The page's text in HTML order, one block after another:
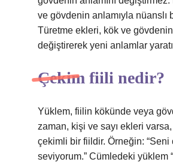
ve gövdenin anlamıyla nüanslı
Türetme ekleri, kök ve gövdenin
değiştirerek yeni anlamlar
Çekim fiili nedir?
Yüklem, fiilin kökünde veya
zaman, kişi ve sayı ekleri
çekimli bir fiildir. Örneğin: “Seni
seviyorum.” Cümledeki yüklem